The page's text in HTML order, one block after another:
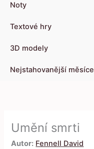
Noty
Textové hry
3D modely
Nejstahovanější měsíce
Umění smrti
Autor: Fennell David